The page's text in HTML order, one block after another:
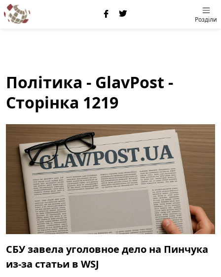
Розділи
Політика - GlavPost -
Сторінка 1219
СБУ завела уголовное дело на Пинчука
из-за статьи в WSJ